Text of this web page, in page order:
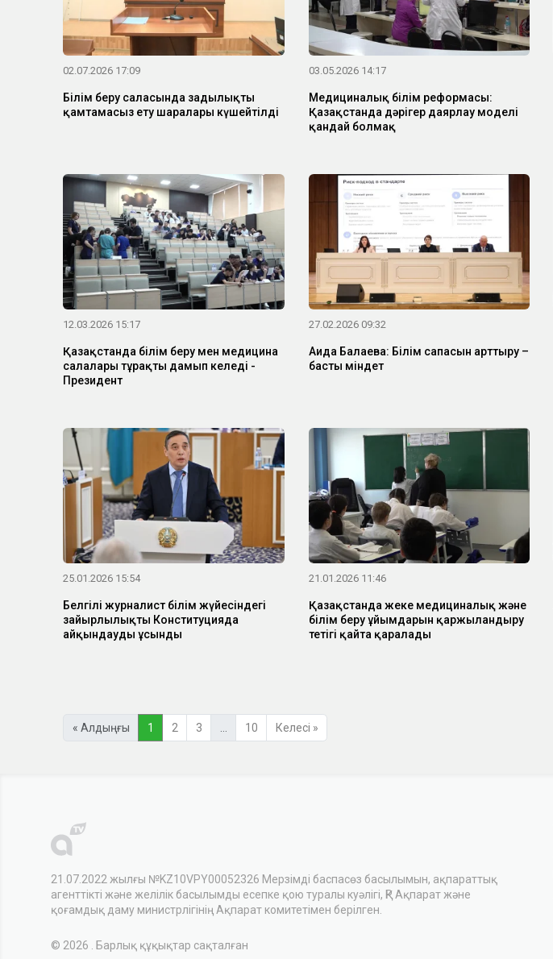
02.07.2026 17:09
Білім беру саласында заңдылықты
қамтамасыз ету шаралары күшейтілді
03.05.2026 14:17
Медициналық білім реформасы:
Қазақстанда дәрігер даярлау моделі
қандай болмақ
12.03.2026 15:17
Қазақстанда білім беру мен медицина
салалары тұрақты дамып келеді -
Президент
27.02.2026 09:32
Аида Балаева: Білім сапасын арттыру –
басты міндет
25.01.2026 15:54
Белгілі журналист білім жүйесіндегі
зайырлылықты Конституцияда
айқындауды ұсынды
21.01.2026 11:46
Қазақстанда жеке медициналық және
білім беру ұйымдарын қаржыландыру
тетігі қайта қаралады
« Алдыңғы 1 2 3 10 Келесі »
21.07.2022 жылғы №KZ10VPY00052326 Мерзімді баспасөз басылымын, ақпараттық
агенттікті және желілік басылымды есепке қою туралы куәлігі, ҚР Ақпарат және
қоғамдық даму министрлігінің Ақпарат комитетімен берілген.
© 2026 . Барлық құқықтар сақталған